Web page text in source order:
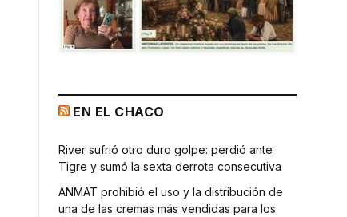
EN EL CHACO
River sufrió otro duro golpe: perdió ante
Tigre y sumó la sexta derrota consecutiva
ANMAT prohibió el uso y la distribución de
una de las cremas más vendidas para los